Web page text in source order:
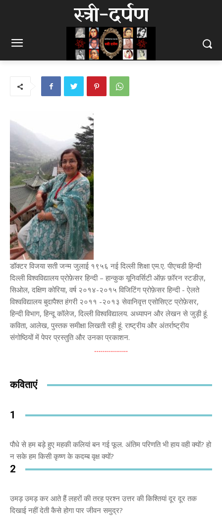
स्त्री-दर्पण
डॉक्टर विजया सती जन्म जुलाई १९५६ नई दिल्ली शिक्षा एम.ए. पीएचडी हिन्दी
दिल्ली विश्वविद्यालय प्रोफ़ेसर हिन्दी – हान्कुक यूनिवर्सिटी ऑफ़ फ़ॉरन स्टडीज़,
सिओल, दक्षिण कोरिया, वर्ष २०१४-२०१५ विजिटिंग प्रोफ़ेसर हिन्दी - ऐलते
विश्वविद्यालय बुदापैश्त हंगरी २०११ -२०१३ सेवानिवृत्त एसोसिएट प्रोफ़ेसर,
हिन्दी विभाग, हिन्दू कॉलेज, दिल्ली विश्वविद्यालय. अध्यापन और लेखन से जुड़ी हूं.
कविता, आलेख, पुस्तक समीक्षा लिखती रही हूं. राष्ट्रीय और अंतर्राष्ट्रीय
संगोष्ठियों में पेपर प्रस्तुति और उनका प्रकाशन.
……………..
कविताएं
1
पौधे से हम बड़े हुए महकी कलियां बन गई फूल. अंतिम परिणति भी हाय वही क्यों? हो
न सके हम किसी कृष्ण के कदम्ब वृक्ष क्यों?
2
उमड़ उमड़ कर आते हैं लहरों की तरह प्रश्न उत्तर की किश्तियां दूर दूर तक
दिखाई नहीं देती कैसे होगा पार जीवन समुद्र?